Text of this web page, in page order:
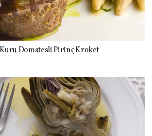
Domatesli Pirinç Kroket